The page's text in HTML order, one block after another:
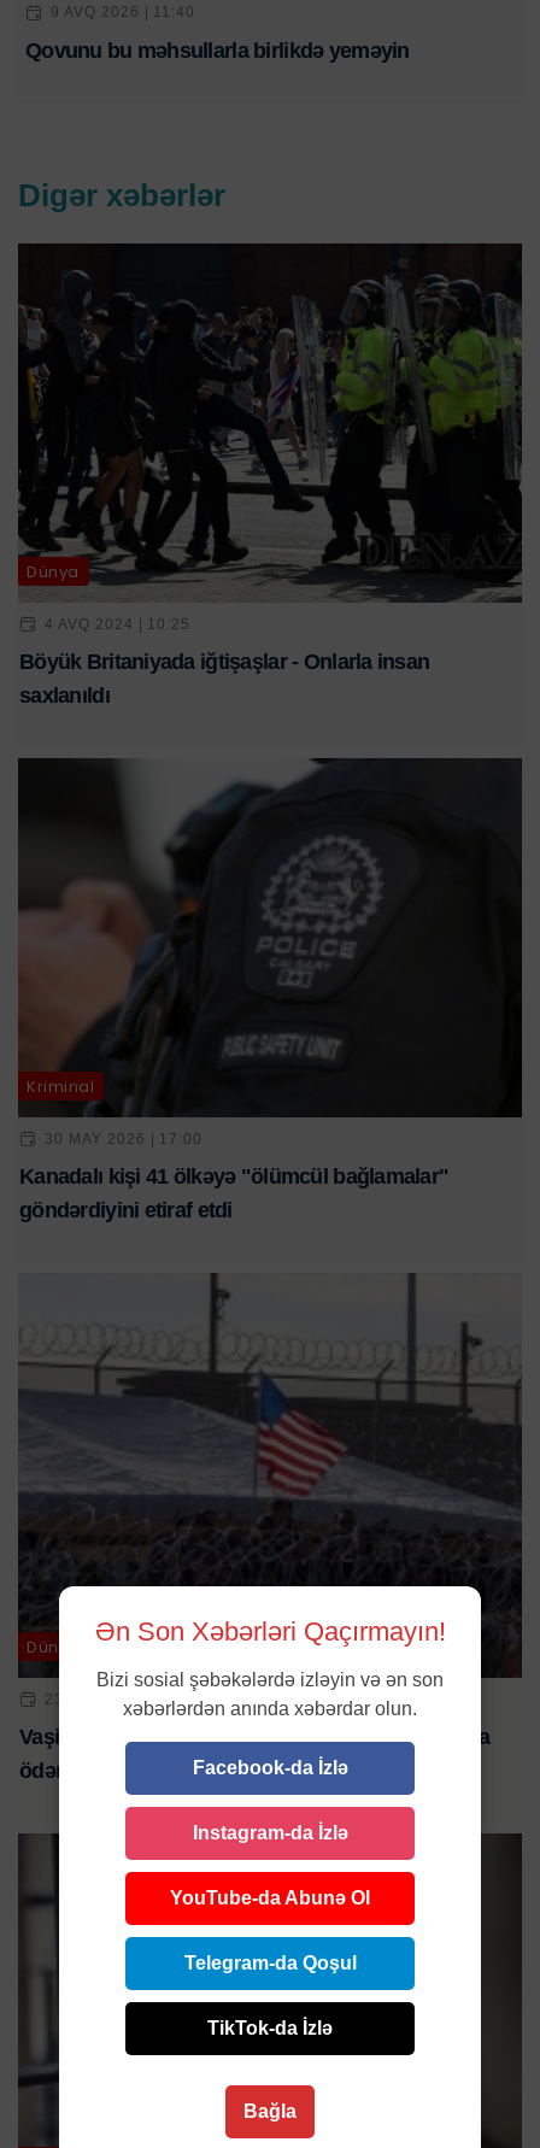
9 AVQ 2026 | 11:40
Qovunu bu məhsullarla birlikdə yeməyin
Digər xəbərlər
Dünya
4 AVQ 2024 | 10:25
Böyük Britaniyada iğtişaşlar - Onlarla insan
saxlanıldı
Kriminal
30 MAY 2026 | 17:00
Kanadalı kişi 41 ölkəyə "ölümcül bağlamalar"
göndərdiyini etiraf etdi
Dünya
23 DEK 2025 | 10:30
Vaşinqtondan təşviq: ölkəni tərk edən miqrantlara
ödəniş artırıldı
Ən Son Xəbərləri Qaçırmayın!
Bizi sosial şəbəkələrdə izləyin və ən son
xəbərlərdən anında xəbərdar olun.
Facebook-da İzlə
Instagram-da İzlə
YouTube-da Abunə Ol
Telegram-da Qoşul
TikTok-da İzlə
Bağla